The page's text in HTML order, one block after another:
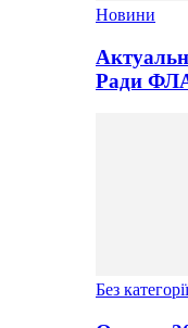
Новини
Ради
Без категорії